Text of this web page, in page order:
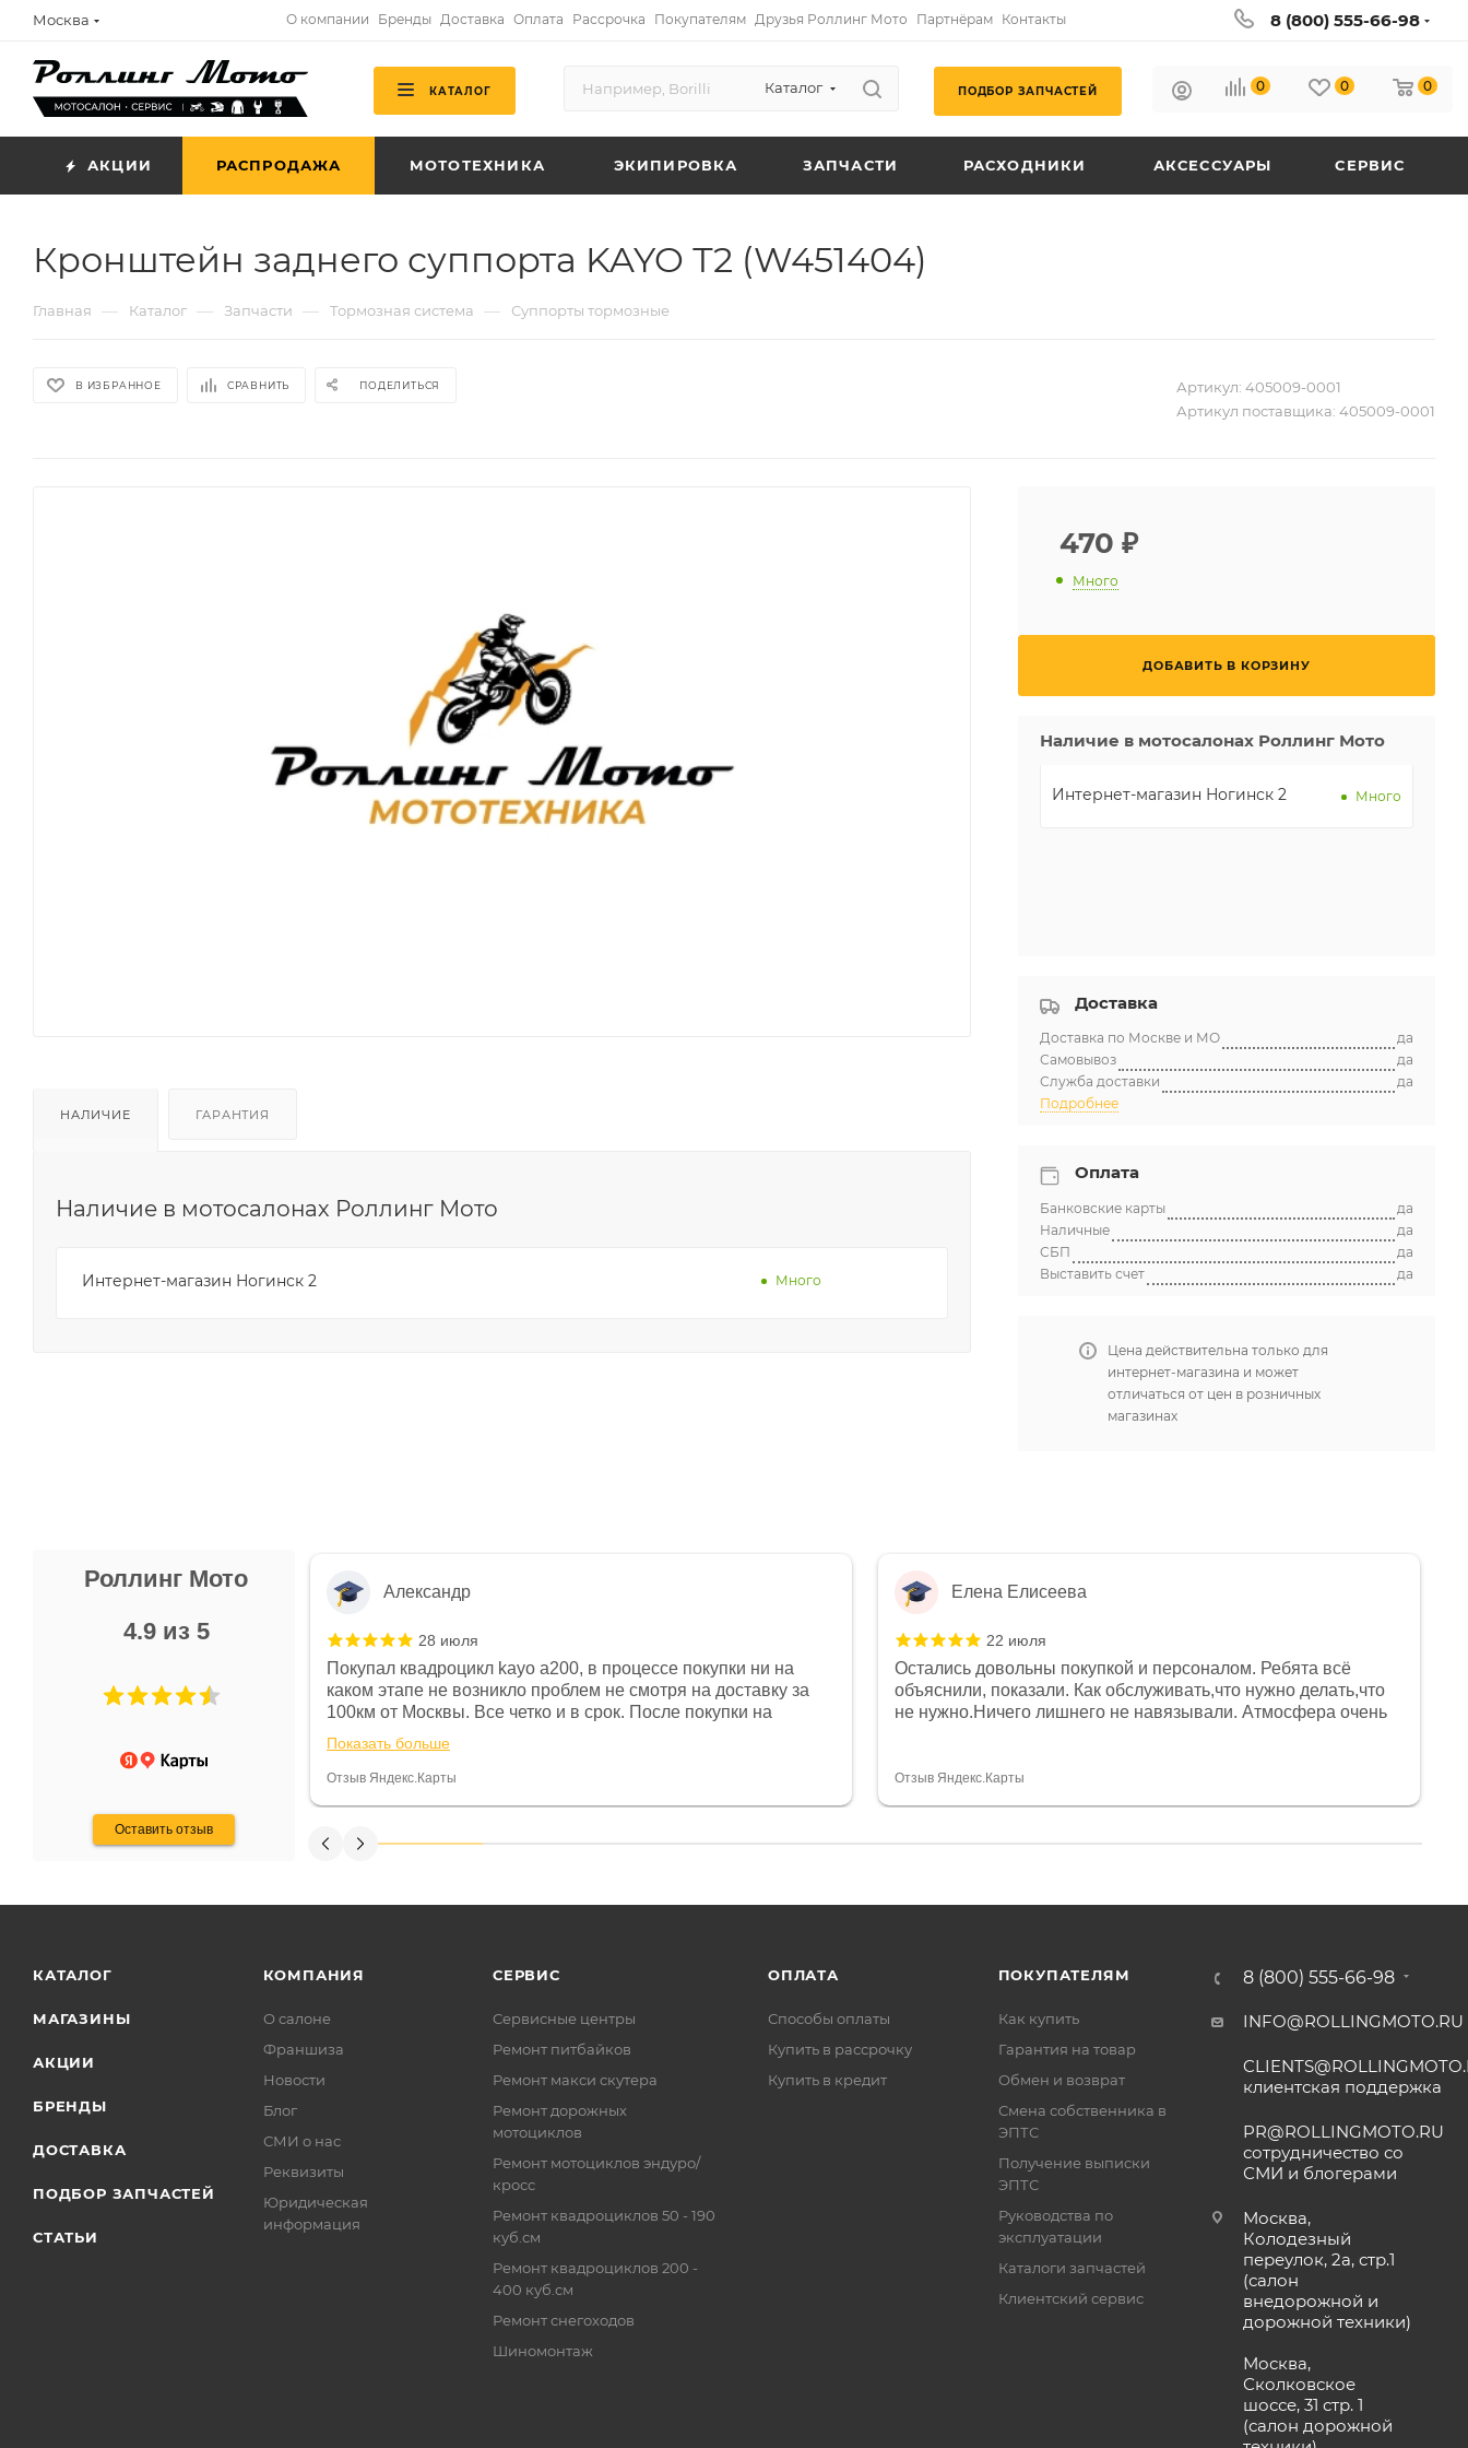
Москва О компании Бренды Доставка Оплата Рассрочка Покупателям Друзья Роллинг Мото Партнёрам Контакты 8 (800) 555-66-98
КАТАЛОГ Каталог ПОДБОР ЗАПЧАСТЕЙ 0 0 0
АКЦИИ РАСПРОДАЖА МОТОТЕХНИКА ЭКИПИРОВКА ЗАПЧАСТИ РАСХОДНИКИ АКСЕССУАРЫ СЕРВИС
Кронштейн заднего суппорта KAYO Т2 (W451404)
Главная — Каталог — Запчасти — Тормозная система — Суппорты тормозные
В ИЗБРАННОЕ СРАВНИТЬ ПОДЕЛИТЬСЯ Артикул: 405009-0001
Артикул поставщика: 405009-0001
НАЛИЧИЕ ГАРАНТИЯ
Наличие в мотосалонах Роллинг Мото
Интернет-магазин Ногинск 2 Много
470 ₽
Много
ДОБАВИТЬ В КОРЗИНУ
Наличие в мотосалонах Роллинг Мото
Интернет-магазин Ногинск 2 Много
Доставка
Доставка по Москве и МО
да
Самовывоз
да
Служба доставки
да
Подробнее
Оплата
Банковские карты
да
Наличные
да
СБП
да
Выставить счет
да
Цена действительна только для
интернет-магазина и может
отличаться от цен в розничных
магазинах
Роллинг Мото
4.9 из 5
Оставить отзыв
Не понравились условия
и дают только на год)
Александр
28 июля
Покупал квадроцикл kayo a200, в процессе покупки ни на
каком этапе не возникло проблем не смотря на доставку за
100км от Москвы. Все четко и в срок. После покупки на
спидометре всегда был 0, при этом представители магазина
постоянно были на связи и в итоге проблема была решена.
Считаю, что это говорит о небезразличии к клиенту после
Показать больше
Отзыв Яндекс.Карты
Елена Елисеева
22 июля
Остались довольны покупкой и персоналом. Ребята всё
объяснили, показали. Как обслуживать,что нужно делать,что
не нужно.Ничего лишнего не навязывали. Атмосфера очень
огромное спасибо Дмитрию, за клиентоориентированность и
Отзыв Яндекс.Карты
КАТАЛОГ
МАГАЗИНЫ
АКЦИИ
БРЕНДЫ
ДОСТАВКА
ПОДБОР ЗАПЧАСТЕЙ
СТАТЬИ
КОМПАНИЯ
О салоне
Франшиза
Новости
Блог
СМИ о нас
Реквизиты
Юридическая
информация
СЕРВИС
Сервисные центры
Ремонт питбайков
Ремонт макси скутера
Ремонт дорожных
мотоциклов
Ремонт мотоциклов эндуро/
кросс
Ремонт квадроциклов 50 - 190
куб.см
Ремонт квадроциклов 200 -
400 куб.см
Ремонт снегоходов
Шиномонтаж
ОПЛАТА
Способы оплаты
Купить в рассрочку
Купить в кредит
ПОКУПАТЕЛЯМ
Как купить
Гарантия на товар
Обмен и возврат
Смена собственника в
ЭПТС
Получение выписки
ЭПТС
Руководства по
эксплуатации
Каталоги запчастей
Клиентский сервис
8 (800) 555-66-98
INFO@ROLLINGMOTO.RU
клиентская поддержка
PR@ROLLINGMOTO.RU
сотрудничество со
СМИ и блогерами
Москва,
Колодезный
переулок, 2а, стр.1
(салон
внедорожной и
дорожной техники)
Москва,
Сколковское
шоссе, 31 стр. 1
(салон дорожной